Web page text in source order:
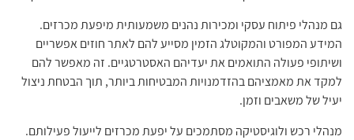
גם מנהלי פיתוח עסקי ומכירות נהנים משמעותית מיפעת מכרזים.
המידע המפורט והמקוטלג הזמין מסייע להם לאתר חוזים אפשריים
ושיתופי פעולה התואמים את יעדיהם האסטרטגיים. זה מאפשר להם
למקד את מאמציהם בהזדמנויות המבטיחות ביותר, תוך הבטחת ניצול
יעיל של משאבים וזמן.
מנהלי רכש ולוגיסטיקה מסתמכים על יפעת מכרזים לייעול פעילותם.